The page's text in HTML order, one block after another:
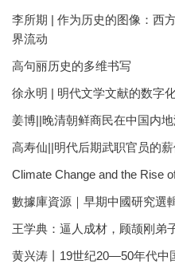
李所期 | 作为历史的图像：西
界流动
高句丽历史的多维书写
徐永明 | 明代文学文献的数字
姜博||晚清朝鲜商民在中国内
高寿仙||明代后期武职官员的
Climate Change and the Rise
數據庫資源｜早期中國研究選
王学典：逼人成材，顾颉刚弟
黄兴涛丨19世纪20—50年代中